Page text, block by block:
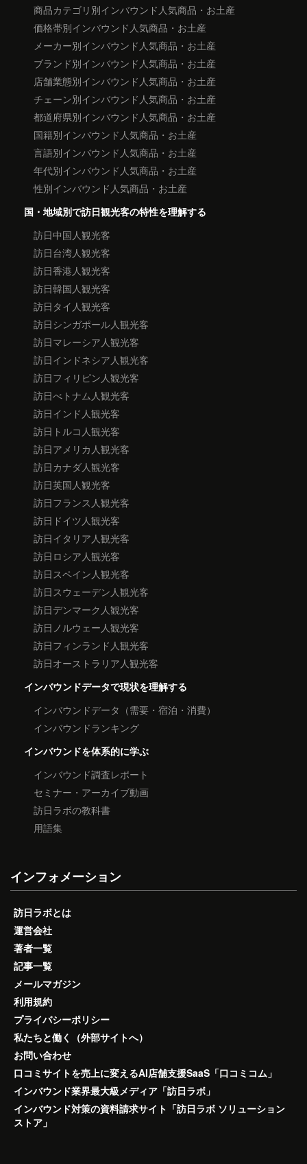
商品カテゴリ別インバウンド人気商品・お土産
価格帯別インバウンド人気商品・お土産
メーカー別インバウンド人気商品・お土産
ブランド別インバウンド人気商品・お土産
店舗業態別インバウンド人気商品・お土産
チェーン別インバウンド人気商品・お土産
都道府県別インバウンド人気商品・お土産
国籍別インバウンド人気商品・お土産
言語別インバウンド人気商品・お土産
年代別インバウンド人気商品・お土産
性別インバウンド人気商品・お土産
国・地域別で訪日観光客の特性を理解する
訪日中国人観光客
訪日台湾人観光客
訪日香港人観光客
訪日韓国人観光客
訪日タイ人観光客
訪日シンガポール人観光客
訪日マレーシア人観光客
訪日インドネシア人観光客
訪日フィリピン人観光客
訪日べトナム人観光客
訪日インド人観光客
訪日トルコ人観光客
訪日アメリカ人観光客
訪日カナダ人観光客
訪日英国人観光客
訪日フランス人観光客
訪日ドイツ人観光客
訪日イタリア人観光客
訪日ロシア人観光客
訪日スペイン人観光客
訪日スウェーデン人観光客
訪日デンマーク人観光客
訪日ノルウェー人観光客
訪日フィンランド人観光客
訪日オーストラリア人観光客
インバウンドデータで現状を理解する
インバウンドデータ（需要・宿泊・消費）
インバウンドランキング
インバウンドを体系的に学ぶ
インバウンド調査レポート
セミナー・アーカイブ動画
訪日ラボの教科書
用語集
インフォメーション
訪日ラボとは
運営会社
著者一覧
記事一覧
メールマガジン
利用規約
プライバシーポリシー
私たちと働く（外部サイトへ）
お問い合わせ
口コミサイトを売上に変えるAI店舗支援SaaS「口コミコム」
インバウンド業界最大級メディア「訪日ラボ」
インバウンド対策の資料請求サイト「訪日ラボ ソリューション
ストア」